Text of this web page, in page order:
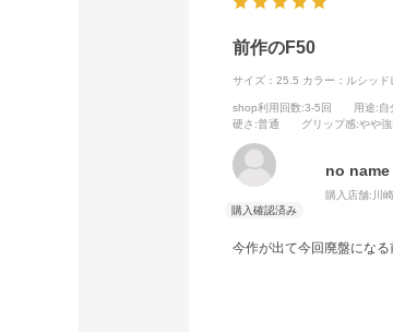
前作のF50
サイズ：25.5 カラー：ルシッ
shop利用回数:3-5回 用途:自
硬さ :普通 グリップ感:やや強
no name
購入店舗: 川
今作が出て今回廃盤にな